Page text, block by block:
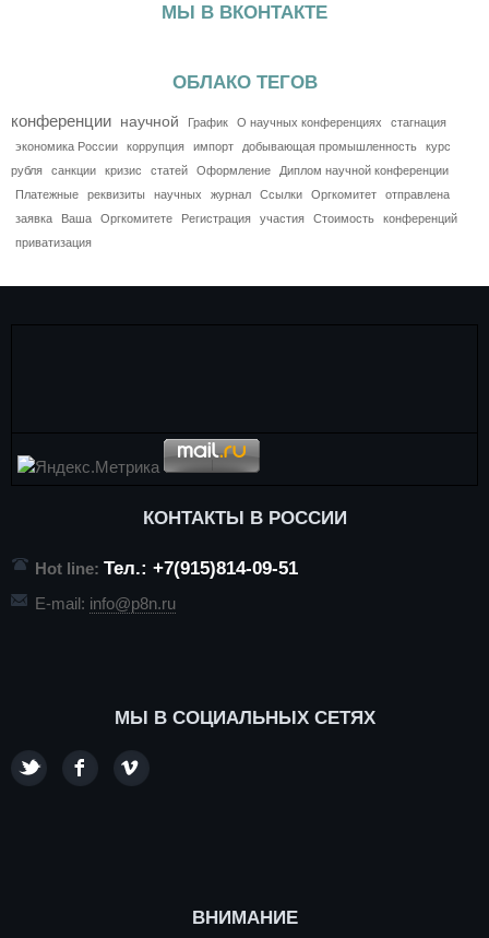
МЫ В ВКОНТАКТЕ
ОБЛАКО ТЕГОВ
конференции научной График О научных конференциях
стагнация
экономика России
коррупция импорт добывающая промышленность
курс
рубля
санкции кризис статей Оформление
Диплом научной конференции
Платежные
реквизиты научных журнал Ссылки Оргкомитет
отправлена
заявка
Ваша Оргкомитете Регистрация участия Стоимость
конференций
приватизация
КОНТАКТЫ В РОССИИ
Hot line: Тел.: +7(915)814-09-51
E-mail: info@p8n.ru
МЫ В СОЦИАЛЬНЫХ СЕТЯХ
ВНИМАНИЕ